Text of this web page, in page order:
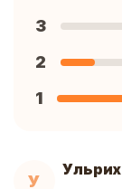
У
Ульрих
3
2
1